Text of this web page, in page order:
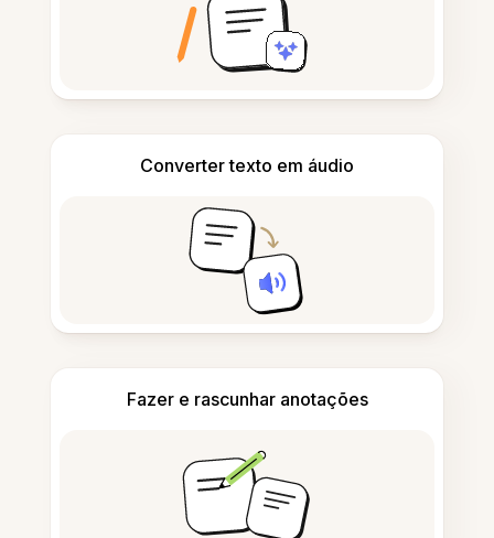
Converter texto em áudio
Fazer e rascunhar anotações